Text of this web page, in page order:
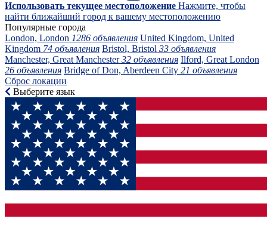
Использовать текущее местоположение Нажмите, чтобы
найти ближайший город к вашему местоположению
Популярные города
London, London 1286 объявления United Kingdom, United
Kingdom 74 объявления Bristol, Bristol 33 объявления
Manchester, Great Manchester32 объявления Ilford, Great London
26 объявления Bridge of Don, Aberdeen City 21 объявления
Сброс локации
Выберите язык